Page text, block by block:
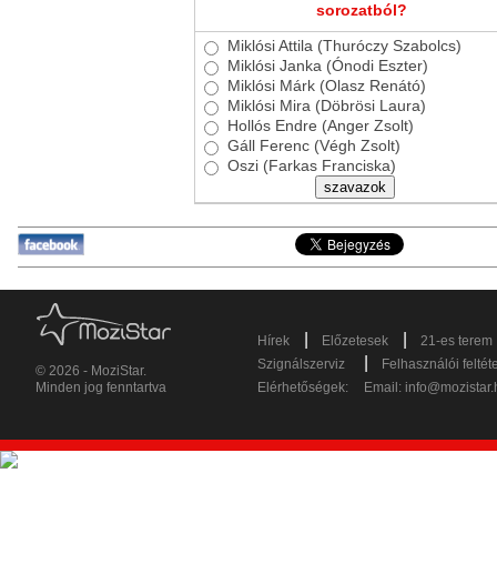
sorozatból?
Miklósi Attila (Thuróczy Szabolcs)
Miklósi Janka (Ónodi Eszter)
Miklósi Márk (Olasz Renátó)
Miklósi Mira (Döbrösi Laura)
Hollós Endre (Anger Zsolt)
Gáll Ferenc (Végh Zsolt)
Oszi (Farkas Franciska)
© 2026 - MoziStar.
Minden jog fenntartva
Hírek Előzetesek
21-es terem
Szignálszerviz
Felhasználói
Elérhetőségek:
Email: